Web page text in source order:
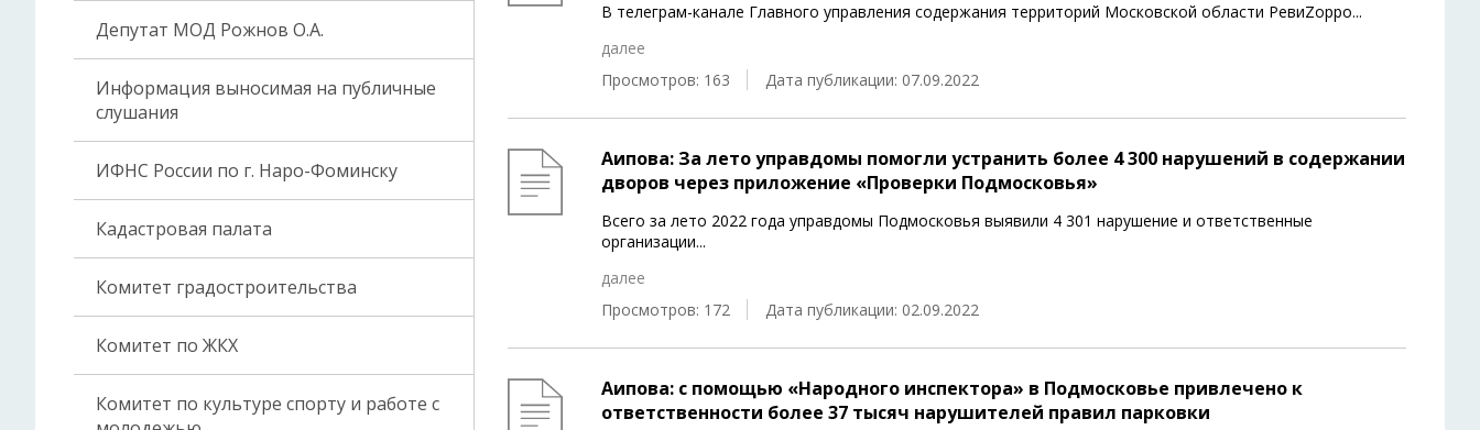
Депутат МОД Рожнов О.А.
Информация выносимая на публичные
слушания
ИФНС России по г. Наро-Фоминску
Кадастровая палата
Комитет градостроительства
Комитет по ЖКХ
Комитет по культуре спорту и работе с
В телеграм-канале Главного управления содержания территорий Московской области РевиZорро...
далее
Просмотров: 163
Дата публикации: 07.09.2022
Аипова: За лето управдомы помогли устранить более 4 300 нарушений в содержании
дворов через приложение «Проверки Подмосковья»
Всего за лето 2022 года управдомы Подмосковья выявили 4 301 нарушение и ответственные
организации...
далее
Просмотров: 172
Дата публикации: 02.09.2022
Аипова: с помощью «Народного инспектора» в Подмосковье привлечено к
ответственности более 37 тысяч нарушителей правил парковки